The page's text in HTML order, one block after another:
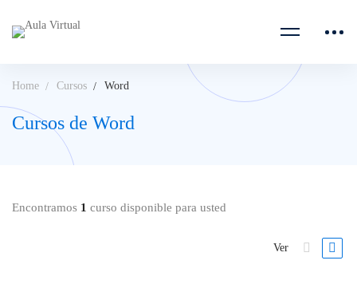
Home Cursos Word
Cursos de Word
Encontramos 1 curso disponible para usted
Ver